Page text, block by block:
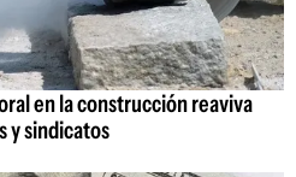
en la construcción reaviva
y sindicatos